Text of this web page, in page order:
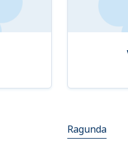
Ragunda